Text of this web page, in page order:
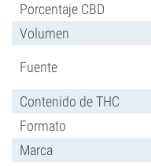
Porcentaje CBD
Volumen
Fuente
Contenido de THC
Formato
Marca